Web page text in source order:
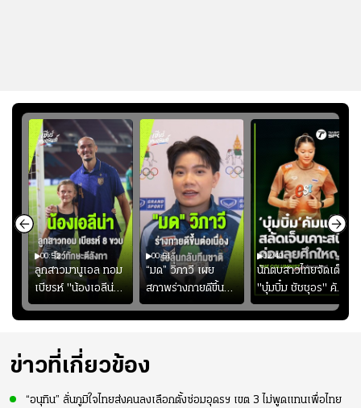
00:52
ลูกสาวมานูเอล ทอม
เบียรห์ "น้องเอลีน่า"
วัย 8 ขวบ โชว์ตี
ลังกาสุดพริ้ว
00:51
“มด” วิภาวี เผย
สภาพร่างกายดีขึ้น
อย่างต่อเนื่อง พร้อม
พยายามลงสนามให้
ความมั่นใจ
02:40
นักตบสาวไทยจัดเต็ม
"บุ๋มบิ๋ม ชัชชุอร" คัม
แบ็ก ศึก" SEA V
CUP 2026" เลก
ข่าวที่เกี่ยวข้อง
“อนุทิน” ลั่นภูมิใจไทยส่งคนลงเลือกตั้งซ่อมอุดรฯ เขต 3 ไม่พูดแทนเพื่อไทย